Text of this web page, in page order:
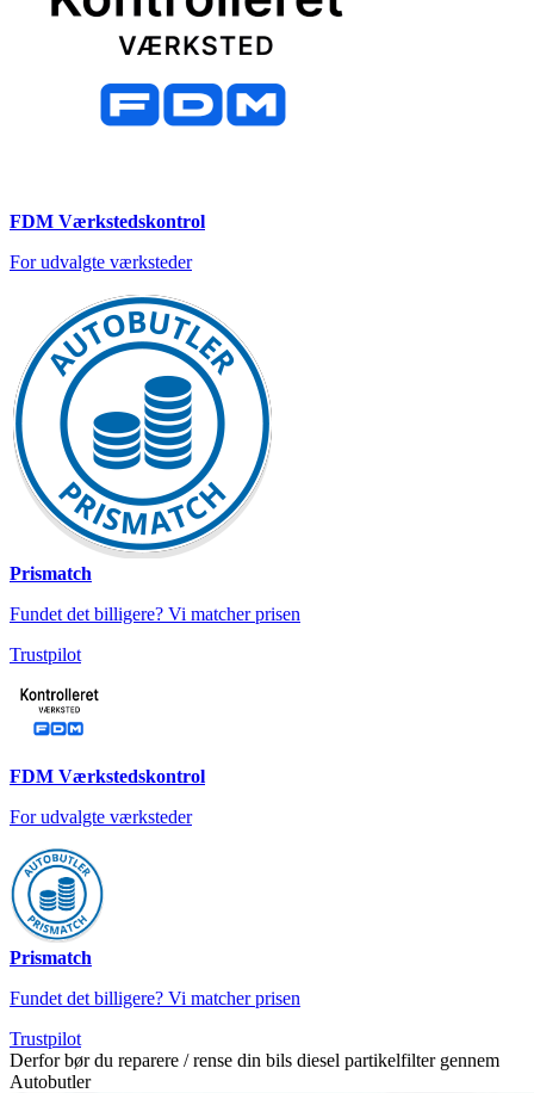
FDM Værkstedskontrol
For udvalgte værksteder
Prismatch
Fundet det billigere? Vi matcher prisen
Trustpilot
FDM Værkstedskontrol
For udvalgte værksteder
Prismatch
Fundet det billigere? Vi matcher prisen
Trustpilot
Derfor bør du reparere / rense din bils diesel partikelfilter gennem
Autobutler